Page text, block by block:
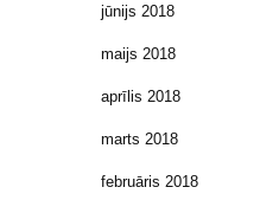
jūnijs 2018
maijs 2018
aprīlis 2018
marts 2018
februāris 2018